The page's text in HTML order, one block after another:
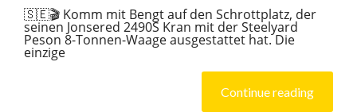
🇸🇪🎬 Komm mit Bengt auf den Schrottplatz, der
seinen Jonsered 2490S Kran mit der Steelyard
Peson 8-Tonnen-Waage ausgestattet hat. Die
einzige
Continue reading